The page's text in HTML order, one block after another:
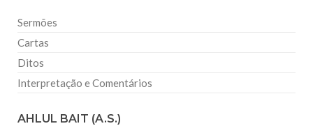
Sermões
Cartas
Ditos
Interpretação e Comentários
AHLUL BAIT (A.S.)